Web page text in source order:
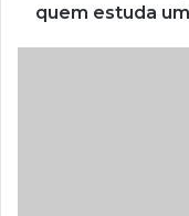
quem estuda